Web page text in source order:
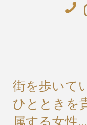
街を歩いて
ひとときを
属する女性...